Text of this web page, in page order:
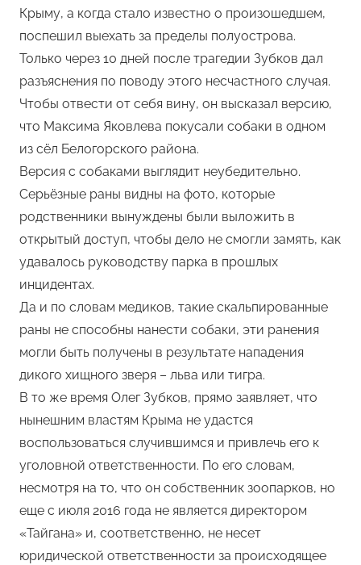
Крыму, а когда стало известно о произошедшем,
поспешил выехать за пределы полуострова.
Только через 10 дней после трагедии Зубков дал
разъяснения по поводу этого несчастного случая.
Чтобы отвести от себя вину, он высказал версию,
что Максима Яковлева покусали собаки в одном
из сёл Белогорского района.
Версия с собаками выглядит неубедительно.
Серьёзные раны видны на фото, которые
родственники вынуждены были выложить в
открытый доступ, чтобы дело не смогли замять, как
удавалось руководству парка в прошлых
инцидентах.
Да и по словам медиков, такие скальпированные
раны не способны нанести собаки, эти ранения
могли быть получены в результате нападения
дикого хищного зверя – льва или тигра.
В то же время Олег Зубков, прямо заявляет, что
нынешним властям Крыма не удастся
воспользоваться случившимся и привлечь его к
уголовной ответственности. По его словам,
несмотря на то, что он собственник зоопарков, но
еще с июля 2016 года не является директором
«Тайгана» и, соответственно, не несет
юридической ответственности за происходящее